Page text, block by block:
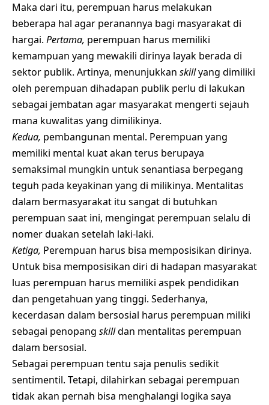
Maka dari itu, perempuan harus melakukan
beberapa hal agar peranannya bagi masyarakat di
hargai. Pertama, perempuan harus memiliki
kemampuan yang mewakili dirinya layak berada di
sektor publik. Artinya, menunjukkan skillyang dimiliki
oleh perempuan dihadapan publik perlu di lakukan
sebagai jembatan agar masyarakat mengerti sejauh
mana kuwalitas yang dimilikinya.
Kedua, pembangunan mental. Perempuan yang
memiliki mental kuat akan terus berupaya
semaksimal mungkin untuk senantiasa berpegang
teguh pada keyakinan yang di milikinya. Mentalitas
dalam bermasyarakat itu sangat di butuhkan
perempuan saat ini, mengingat perempuan selalu di
nomer duakan setelah laki-laki.
Ketiga, Perempuan harus bisa memposisikan dirinya.
Untuk bisa memposisikan diri di hadapan masyarakat
luas perempuan harus memiliki aspek pendidikan
dan pengetahuan yang tinggi. Sederhanya,
kecerdasan dalam bersosial harus perempuan miliki
sebagai penopang skilldan mentalitas perempuan
dalam bersosial.
Sebagai perempuan tentu saja penulis sedikit
sentimentil. Tetapi, dilahirkan sebagai perempuan
tidak akan pernah bisa menghalangi logika saya